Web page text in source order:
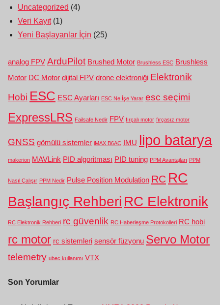
Uncategorized (4)
Veri Kayıt(1)
Yeni Başlayanlar İçin (25)
analog FPV ArduPilot Brushed Motor Brushless ESC Brushless
Motor DC Motor dijital FPV drone elektroniği Elektronik
Hobi ESC ESC Ayarları ESC Ne İşe Yarar esc seçimi
ExpressLRS Failsafe Nedir FPV fırçalı motor fırçasız motor
GNSS gömülü sistemler iMAX B6AC IMU lipo batarya
makerion MAVLink PID algoritması PID tuning PPM Avantajları PPM
Nasıl Çalışır PPM Nedir Pulse Position Modulation RC RC
Başlangıç Rehberi RC Elektronik
RC Elektronik Rehberi rc güvenlik RC Haberleşme Protokolleri RC hobi
rc motor rc sistemleri sensör füzyonu Servo Motor
telemetry ubec kullanımı VTX
Son Yorumlar